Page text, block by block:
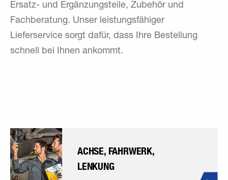
Ersatz- und Ergänzungsteile, Zubehör und
Fachberatung. Unser leistungsfähiger
Lieferservice sorgt dafür, dass Ihre Bestellung
schnell bei Ihnen ankommt.
ACHSE, FAHR­WERK,
LENKUNG